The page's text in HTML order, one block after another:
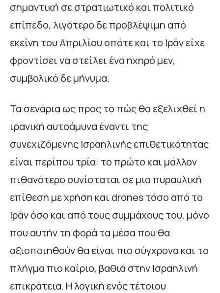
σημαντική σε στρατιωτικό και πολιτικό
επίπεδο, λιγότερο δε προβλέψιμη από
εκείνη του Απριλίου οπότε και το Ιράν είχε
φροντίσει να στείλει ένα ηχηρό μεν,
συμβολικό δε μήνυμα.
Τα σενάρια ως προς το πώς θα εξελιχθεί η
ιρανική αυτοάμυνα έναντι της
συνεχιζόμενης Ισραηλινής επιθετικότητας
είναι περίπου τρία: το πρώτο και μάλλον
πιθανότερο συνίσταται σε μια πυραυλική
επίθεση με χρήση και drones τόσο από το
Ιράν όσο και από τους συμμάχους του, μόνο
που αυτήν τη φορά τα μέσα που θα
αξιοποιηθούν θα είναι πιο σύγχρονα και το
πλήγμα πιο καίριο, βαθιά στην Ισραηλινή
επικράτεια. Η λογική ενός τέτοιου